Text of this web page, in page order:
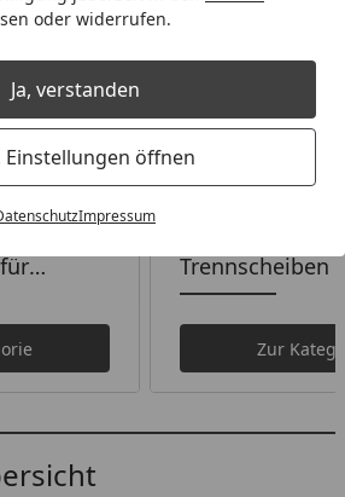
oder widerrufen.
Ja, verstanden
Einstellungen öffnen
Impressum
Trennscheiben
Zur